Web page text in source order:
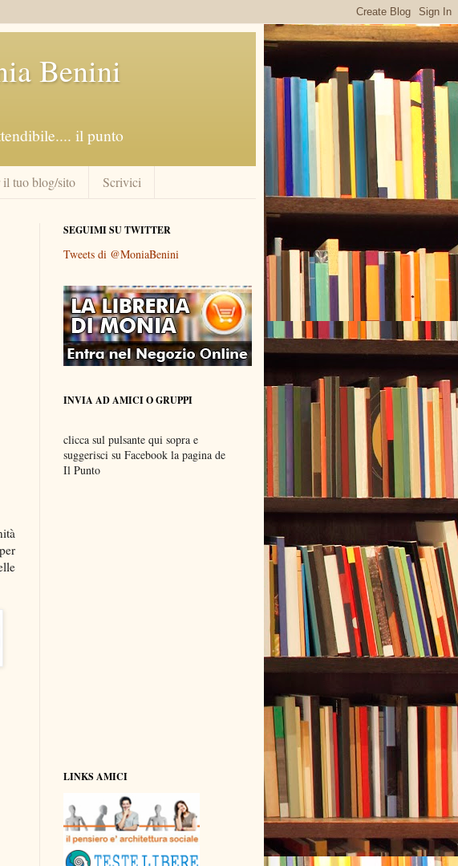
Benini
il punto
tuo blog/sito Scrivici
SEGUIMI SU TWITTER
Tweets di @MoniaBenini
INVIA AD AMICI O GRUPPI
clicca sul pulsante qui sopra e
suggerisci su Facebook la pagina de
Il Punto
LINKS AMICI